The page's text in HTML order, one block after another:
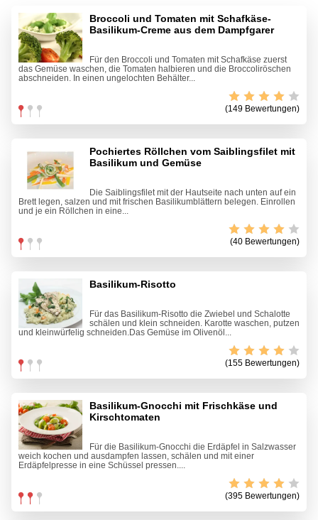
Broccoli und Tomaten mit Schafkäse-
Basilikum-Creme aus dem Dampfgarer
Für den Broccoli und Tomaten mit Schafkäse zuerst
das Gemüse waschen, die Tomaten halbieren und die Broccoliröschen
abschneiden. In einen ungelochten Behälter...
(149 Bewertungen)
Pochiertes Röllchen vom Saiblingsfilet mit
Basilikum und Gemüse
Die Saiblingsfilet mit der Hautseite nach unten auf ein
Brett legen, salzen und mit frischen Basilikumblättern belegen. Einrollen
und je ein Röllchen in eine...
(40 Bewertungen)
Basilikum-Risotto
Für das Basilikum-Risotto die Zwiebel und Schalotte
schälen und klein schneiden. Karotte waschen, putzen
und kleinwürfelig schneiden.Das Gemüse im Olivenöl...
(155 Bewertungen)
Basilikum-Gnocchi mit Frischkäse und
Kirschtomaten
Für die Basilikum-Gnocchi die Erdäpfel in Salzwasser
weich kochen und ausdampfen lassen, schälen und mit einer
Erdäpfelpresse in eine Schüssel pressen....
(395 Bewertungen)